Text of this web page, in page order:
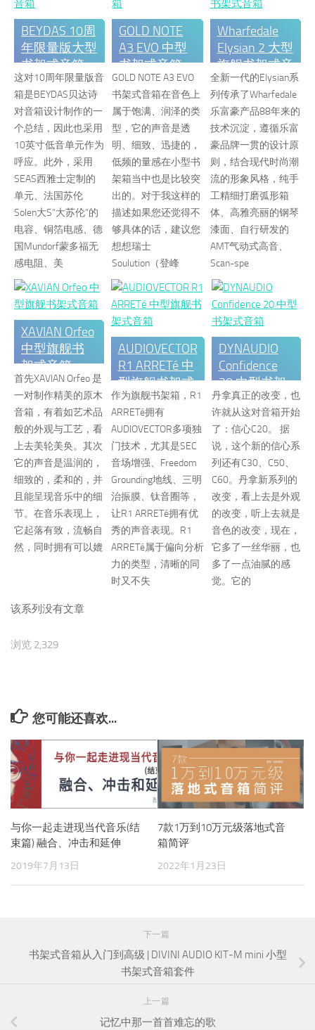
BEYDAS 10周
年限量版大型
书架式音箱
这对10周年限量版音
箱是BEYDAS贝达诗
对音箱设计制作的一
个总结，因此也采用
10英寸低音单元作为
呼应。此外，采用
SEAS西雅士定制的
单元、法国苏伦
Solen大S“大苏伦”的
电容、铜箔电感、德
国Mundorf蒙多福无
感电阻、美
GOLD NOTE
A3 EVO 中型
书架式音箱
GOLD NOTE A3 EVO
书架式音箱在音色上
属于饱满、润泽的类
型，它的声音是透
明、细致、迅捷的，
低频的量感在小型书
架箱当中也是比较突
出的。对于我这样的
描述如果您还觉得不
够具体的话，建议您
想想瑞士
Soulution（登峰
Wharfedale
Elysian 2 大型
旗舰书架式音
箱
全新一代的Elysian系
列传承了Wharfedale
乐富豪产品88年来的
技术沉淀，遵循乐富
豪品牌一贯的设计原
则，结合现代时尚潮
流的形象风格，纯手
工精细打磨弧形箱
体、高雅亮丽的钢琴
漆面、自行研发的
AMT气动式高音、
Scan-spe
XAVIAN Orfeo
中型旗舰书
架式音箱
首先XAVIAN Orfeo 是
一对制作精美的原木
音箱，有着如艺术品
般的外观与工艺，看
上去美轮美奂。其次
它的声音是温润的，
细致的，柔和的，并
且能呈现音乐中的细
节。在音乐表现上，
它起落有致，流畅自
然，同时拥有可以媲
AUDIOVECTOR
R1 ARRETé 中
型旗舰书架式
音箱
作为旗舰书架箱，R1
ARRETé拥有
AUDIOVECTOR多项独
门技术，尤其是SEC
音场增强、Freedom
Grounding地线、三明
治振膜、钛音圈等，
让R1 ARRETé拥有优
秀的声音表现。R1
ARRETé属于偏向分析
力的类型，清晰的同
时又不失
DYNAUDIO
Confidence
20 中型书架
式音箱
丹拿真正的改变，也
许就从这对音箱开始
了：信心C20。 据
说，这个新的信心系
列还有C30、C50、
C60。丹拿新系列的
改变，看上去是外观
的改变，听上去就是
音色的改变，现在，
它多了一丝华丽，也
多了一点油腻的感
觉。它的
该系列没有文章
浏览 2,329
您可能还喜欢...
与你一起走进现当代音乐(结
束篇) 融合、冲击和延伸
2019年7月13日
7款1万到10万元级落地式音
箱简评
2022年1月23日
下一篇
书架式音箱从入门到高级 | DIVINI AUDIO KIT-M mini 小型
书架式音箱套件
上一篇
记忆中那一首首难忘的歌